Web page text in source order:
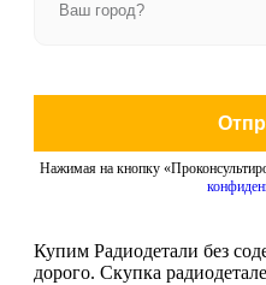
Нажимая на кнопку
Купим Радиодетали без
дорого. Скупка